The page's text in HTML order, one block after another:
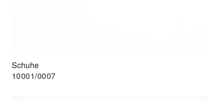
Schuhe
10001/0007